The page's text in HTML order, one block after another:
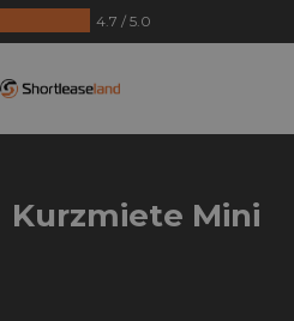
4.7 / 5.0
Kurzmiete Mini